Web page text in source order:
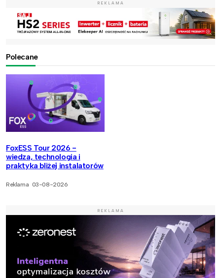
REKLAMA
Polecane
FoxESS Tour 2026 -
wiedza, technologia i
praktyka bliżej instalatorów
Reklama 03-08-2026
REKLAMA